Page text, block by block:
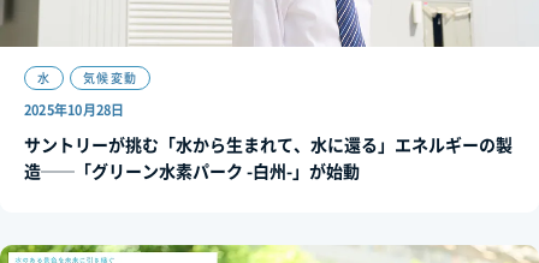
水 気候変動
2025年10月28日
サントリーが挑む「水から生まれて、水に還る」エネルギーの製
造──「グリーン水素パーク -白州-」が始動